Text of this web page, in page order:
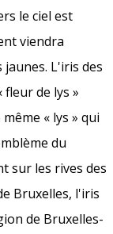
le ciel est
viendra
L'iris des
de lys »
« lys » qui
du
sur les rives des
Bruxelles, l'iris
de Bruxelles-